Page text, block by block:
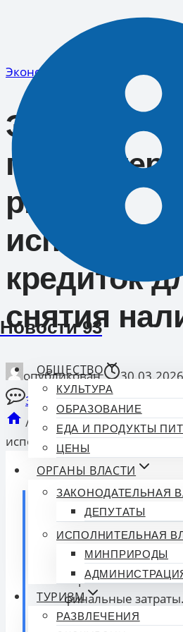
содержимому
Новости 93
ОБЩЕСТВО
КУЛЬТУРА
ОБРАЗОВАНИЕ
ЕДА И ПРОДУКТЫ
ЦЕНЫ
ОРГАНЫ ВЛАСТИ
ЗАКОНОДАТЕЛЬНАЯ
ДЕПУТАТЫ
ИСПОЛНИТЕЛЬНАЯ
МИНПРИРОДЫ
ТУРИЗМ
РАЗВЛЕЧЕНИЯ
Экономика
Эксперт
рисков
кредиток
снятия
опубликован
3 Комментарии
/
Экономика/Эксперт
использования кредиток для
Коротко о главном:
Эксперты
снятия наличных с
Скрытые комиссии
финальные затраты.
Рекомендуется